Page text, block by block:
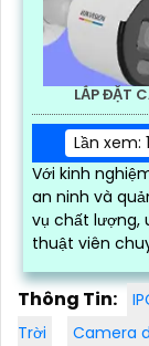
LẮP ĐẶT
Lần xem:
Với kinh
an ninh và
vụ chất lượng, uy
thuật viên
Thông Tin:
Trời
Camera